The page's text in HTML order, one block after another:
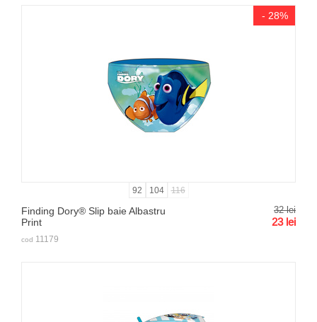
- 28%
92 104 116
Finding Dory® Slip baie Albastru
Print
32 lei
23 lei
cod 11179